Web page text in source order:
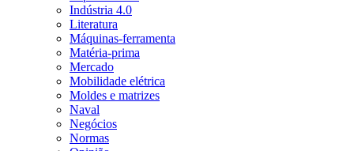
Indústria 4.0
Literatura
Máquinas-ferramenta
Matéria-prima
Mercado
Mobilidade elétrica
Moldes e matrizes
Naval
Negócios
Normas